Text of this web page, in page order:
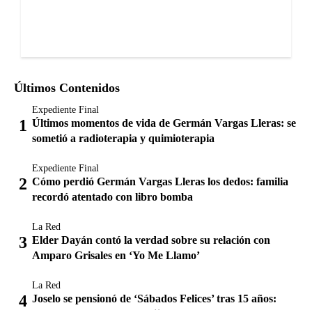
Últimos Contenidos
Expediente Final
Últimos momentos de vida de Germán Vargas Lleras: se
sometió a radioterapia y quimioterapia
Expediente Final
Cómo perdió Germán Vargas Lleras los dedos: familia
recordó atentado con libro bomba
La Red
Elder Dayán contó la verdad sobre su relación con
Amparo Grisales en ‘Yo Me Llamo’
La Red
Joselo se pensionó de ‘Sábados Felices’ tras 15 años: